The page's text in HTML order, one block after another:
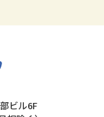
ビル6F